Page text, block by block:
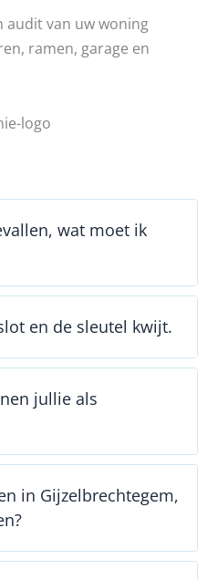
audit van uw woning
ramen, garage en
wat moet ik
en de sleutel kwijt.
jullie als
in Gijzelbrechtegem,